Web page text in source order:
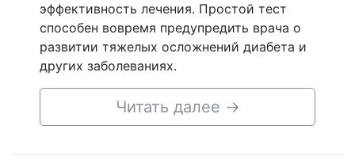
эффективность лечения. Простой тест
способен вовремя предупредить врача о
развитии тяжелых осложнений диабета и
других заболеваниях.
Читать далее →